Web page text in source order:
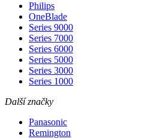
Philips
OneBlade
Series 9000
Series 7000
Series 6000
Series 5000
Series 3000
Series 1000
Další značky
Panasonic
Remington